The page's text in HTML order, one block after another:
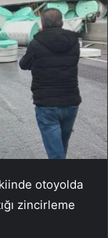
otoyolda
zincirleme